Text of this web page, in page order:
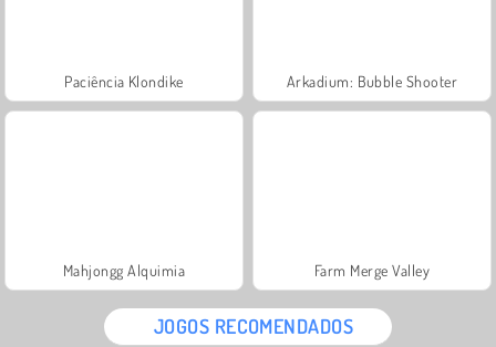
Paciência Klondike Arkadium: Bubble Shooter
Mahjongg Alquimia Farm Merge Valley
JOGOS RECOMENDADOS